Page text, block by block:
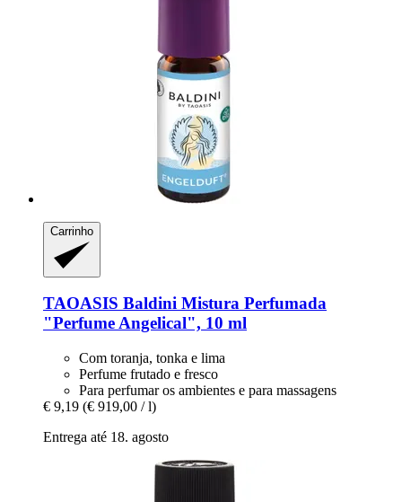
Carrinho
TAOASIS Baldini Mistura Perfumada
"Perfume Angelical", 10 ml
Com toranja, tonka e lima
Perfume frutado e fresco
Para perfumar os ambientes e para massagens
€ 9,19 (€ 919,00 / l)
Entrega até 18. agosto